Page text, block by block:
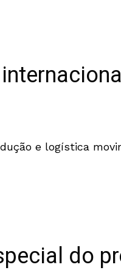
e logística
do